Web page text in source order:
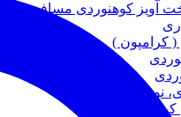
آویز کوهنوردی مسافرتی
کرامپون )
نور و روشنایی
کوهنوردی